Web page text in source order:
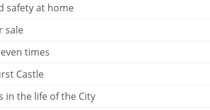
safety at home
sale
times
Castle
in the life of the City